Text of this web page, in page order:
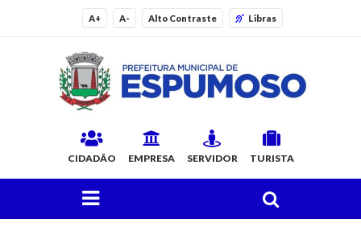
A+ A- Alto Contraste Libras
CIDADÃO EMPRESA SERVIDOR TURISTA